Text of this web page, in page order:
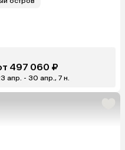
497 060 ₽
апр. - 30 апр., 7 н.